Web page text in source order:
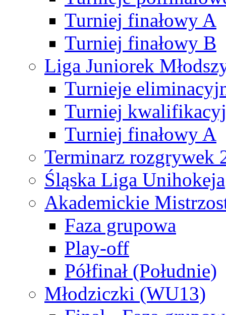
Turniej finałowy A
Turniej finałowy B
Liga Juniorek
Turnieje
Turniej
Turniej finałowy A
Terminarz rozgrywek
Śląska Liga Unihokeja
Akademickie
Faza grupowa
Play-off
Półfinał (Południe)
Młodziczki (WU13)